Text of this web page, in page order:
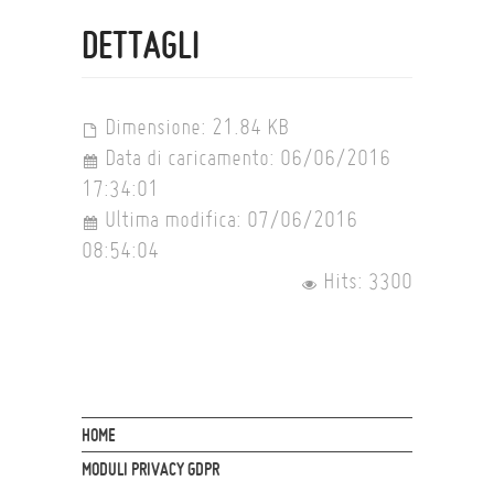
DETTAGLI
Dimensione: 21.84 KB
Data di caricamento: 06/06/2016
17:34:01
Ultima modifica: 07/06/2016
08:54:04
Hits: 3300
HOME
MODULI PRIVACY GDPR